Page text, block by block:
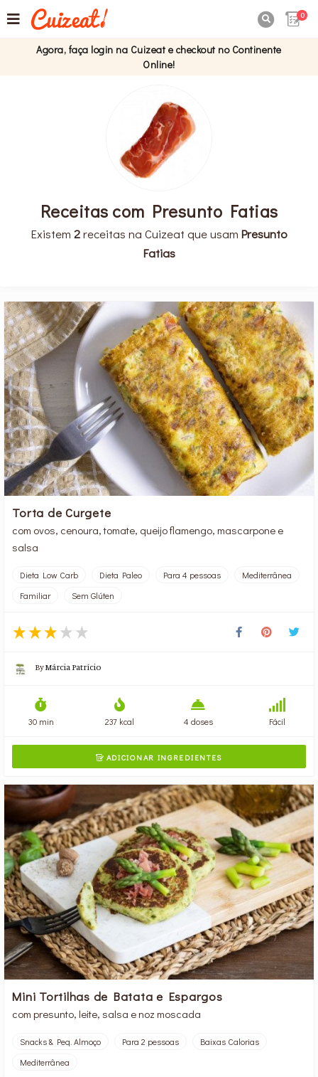
0
Agora, faça login na Cuizeat e checkout no Continente
Online!
Receitas com Presunto Fatias
Existem 2receitas na Cuizeat que usam Presunto
Fatias
Torta de Curgete
com ovos, cenoura, tomate, queijo flamengo, mascarpone e
salsa
Dieta Low Carb Dieta Paleo Para 4 pessoas
Mediterrânea
Familiar
Sem Glúten
ByMárcia Patrício
30 min 237 kcal 4 doses Fácil
ADICIONAR INGREDIENTES
Mini Tortilhas de Batata e Espargos
com presunto, leite, salsa e noz moscada
Snacks & Peq. Almoço Para 2 pessoas
Baixas Calorias
Mediterrânea